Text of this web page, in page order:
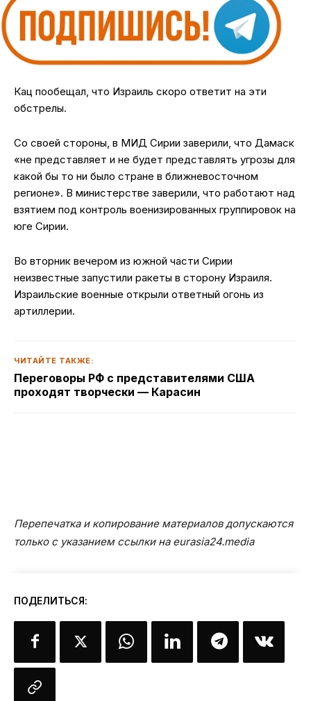
Кац пообещал, что Израиль скоро ответит на эти
обстрелы.
Со своей стороны, в МИД Сирии заверили, что Дамаск
«не представляет и не будет представлять угрозы для
какой бы то ни было стране в ближневосточном
регионе». В министерстве заверили, что работают над
взятием под контроль военизированных группировок на
юге Сирии.
Во вторник вечером из южной части Сирии
неизвестные запустили ракеты в сторону Израиля.
Израильские военные открыли ответный огонь из
артиллерии.
ЧИТАЙТЕ ТАКЖЕ:
Переговоры РФ с представителями США
проходят творчески — Карасин
Перепечатка и копирование материалов допускаются
только с указанием ссылки на eurasia24.media
ПОДЕЛИТЬСЯ: